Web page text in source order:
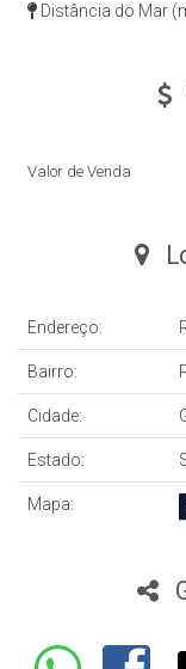
Distância do Mar
Valor de Venda
Endereço:
Bairro:
Cidade:
Estado:
Mapa: